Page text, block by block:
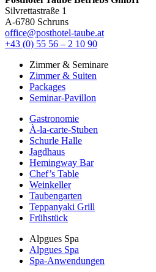
Silvrettastraße 1
A-6780 Schruns
office@posthotel-taube.at
+43 (0) 55 56 – 2 10 90
Zimmer & Seminare
Zimmer & Suiten
Packages
Seminar-Pavillon
Gastronomie
À-la-carte-Stuben
Schurle Halle
Jagdhaus
Hemingway Bar
Chef’s Table
Weinkeller
Taubengarten
Teppanyaki Grill
Frühstück
Alpgues Spa
Alpgues Spa
Spa-Anwendungen